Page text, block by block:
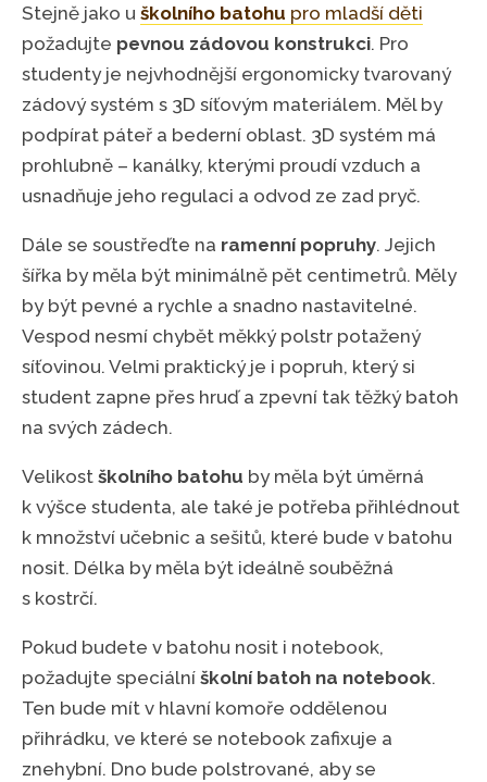
Stejně jako u školního batohu pro mladší děti
požadujte pevnou zádovou konstrukci. Pro
studenty je nejvhodnější ergonomicky tvarovaný
zádový systém s 3D síťovým materiálem. Měl by
podpírat páteř a bederní oblast. 3D systém má
prohlubně – kanálky, kterými proudí vzduch a
usnadňuje jeho regulaci a odvod ze zad pryč.
Dále se soustřeďte na ramenní popruhy. Jejich
šířka by měla být minimálně pět centimetrů. Měly
by být pevné a rychle a snadno nastavitelné.
Vespod nesmí chybět měkký polstr potažený
síťovinou. Velmi praktický je i popruh, který si
student zapne přes hruď a zpevní tak těžký batoh
na svých zádech.
Velikost školního batohu by měla být úměrná
k výšce studenta, ale také je potřeba přihlédnout
k množství učebnic a sešitů, které bude v batohu
nosit. Délka by měla být ideálně souběžná
s kostrčí.
Pokud budete v batohu nosit i notebook,
požadujte speciální školní batoh na notebook.
Ten bude mít v hlavní komoře oddělenou
přihrádku, ve které se notebook zafixuje a
znehybní. Dno bude polstrované, aby se